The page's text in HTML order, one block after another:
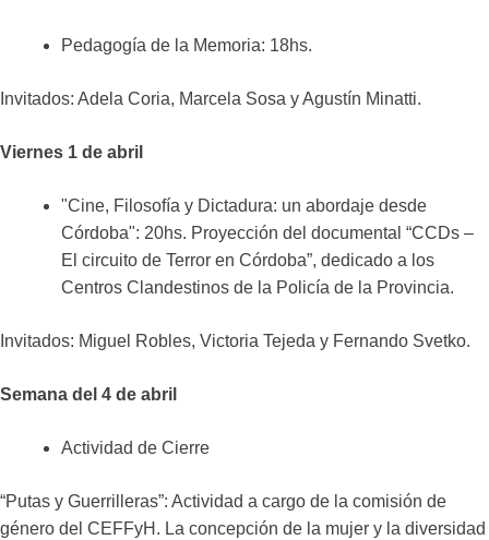
Pedagogía de la Memoria: 18hs.
Invitados: Adela Coria, Marcela Sosa y Agustín Minatti.
Viernes 1 de abril
"Cine, Filosofía y Dictadura: un abordaje desde
Córdoba": 20hs. Proyección del documental “CCDs –
El circuito de Terror en Córdoba”, dedicado a los
Centros Clandestinos de la Policía de la Provincia.
Invitados: Miguel Robles, Victoria Tejeda y Fernando Svetko.
Semana del 4 de abril
Actividad de Cierre
“Putas y Guerrilleras”: Actividad a cargo de la comisión de
género del CEFFyH. La concepción de la mujer y la diversidad